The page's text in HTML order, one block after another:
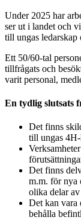
Under 2025 har
ser ut i landet och
till ungas
Ett 50/60-tal
tillfrågats och
varit personal,
En tydlig slutsats
Det finns
till ungas
Det finns
m.m. för nya
olika delar
Det kan vara
behålla